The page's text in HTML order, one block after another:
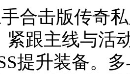
合击版传奇
紧跟主线与活
提升装备。